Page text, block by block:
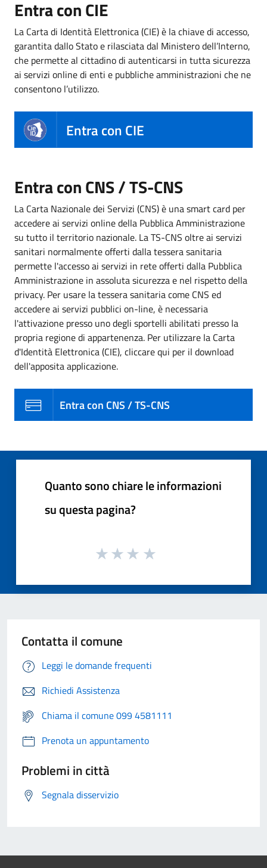
Entra con CIE
La Carta di Identità Elettronica (CIE) è la chiave di accesso,
garantita dallo Stato e rilasciata dal Ministero dell’Interno,
che permette al cittadino di autenticarsi in tutta sicurezza
ai servizi online di enti e pubbliche amministrazioni che ne
consentono l’utilizzo.
Entra con CIE
Entra con CNS / TS-CNS
La Carta Nazionale dei Servizi (CNS) è una smart card per
accedere ai servizi online della Pubblica Amministrazione
su tutto il territorio nazionale. La TS-CNS oltre ai servizi
sanitari normalmente offerti dalla tessera sanitaria
permette l'accesso ai servizi in rete offerti dalla Pubblica
Amministrazione in assoluta sicurezza e nel rispetto della
privacy. Per usare la tessera sanitaria come CNS ed
accedere ai servizi pubblici on-line, è necessaria
l'attivazione presso uno degli sportelli abilitati presso la
propria regione di appartenenza. Per utilizzare la Carta
d'Identità Elettronica (CIE), cliccare qui per il download
dell'apposita applicazione.
Entra con CNS / TS-CNS
Quanto sono chiare le informazioni
su questa pagina?
Contatta il comune
Leggi le domande frequenti
Richiedi Assistenza
Chiama il comune 099 4581111
Prenota un appuntamento
Problemi in città
Segnala disservizio